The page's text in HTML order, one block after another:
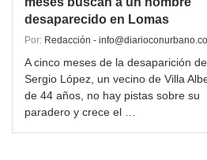
desaparecido en Lomas
Por: Redacción -
A cinco meses de la desaparición de
Sergio López, un vecino de Villa
de 44 años, no hay pistas sobre su
paradero y crece el …